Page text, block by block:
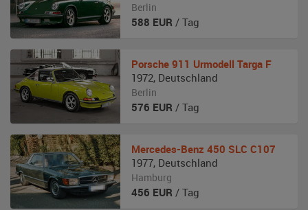
Berlin
588 EUR / Tag
Porsche 911 Urmodell Targa F
1972, Deutschland
Berlin
576 EUR / Tag
Mercedes-Benz 450 SLC C107
1977, Deutschland
Hamburg
456 EUR / Tag